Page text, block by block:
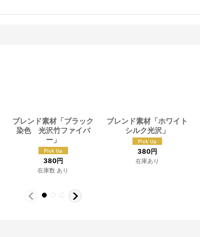
ブレンド素材「ブラック
染色 光沢竹ファイバ
ー」
380円
在庫数 あり
ブレンド素材「ホワイト
シルク光沢」
380円
在庫あり